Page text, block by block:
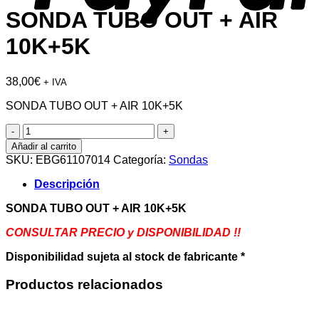
SONDA TUBO OUT + AIR
10K+5K
38,00€ + IVA
SONDA TUBO OUT + AIR 10K+5K
SONDA
TUBO
OUT
+
AIR
10K+5K
cantidad
Añadir al carrito
SKU: EBG61107014 Categoría: Sondas
Descripción
SONDA TUBO OUT + AIR 10K+5K
CONSULTAR PRECIO y DISPONIBILIDAD !!
Disponibilidad sujeta al stock de fabricante *
Productos relacionados